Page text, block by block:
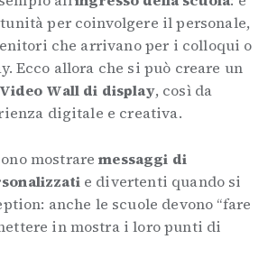
per coinvolgere il personale,
che arrivano per i colloqui o
Ecco allora che si può creare un
Video Wall di display, così da
digitale e creativa.
mostraremessaggi di
e divertenti quando si
anche le scuole devono “fare
in mostra i loro punti di